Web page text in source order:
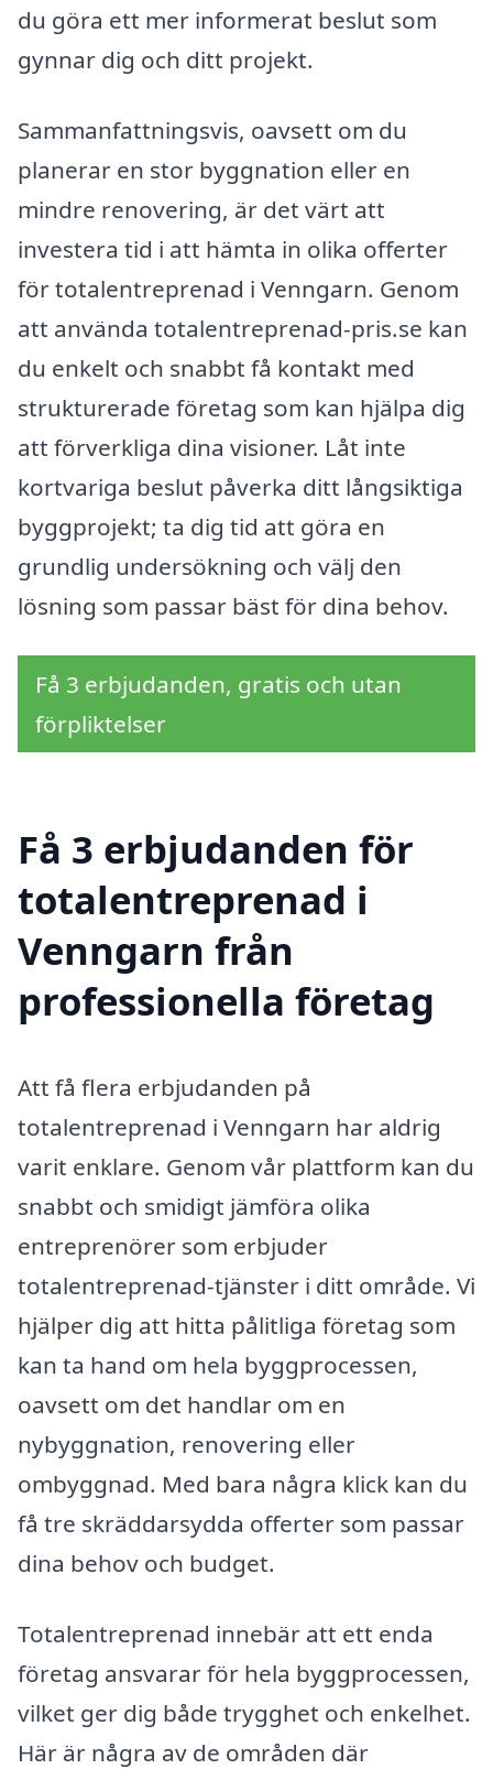
du göra ett mer informerat beslut som
gynnar dig och ditt projekt.
Sammanfattningsvis, oavsett om du
planerar en stor byggnation eller en
mindre renovering, är det värt att
investera tid i att hämta in olika offerter
för totalentreprenad i Venngarn. Genom
att använda totalentreprenad-pris.se kan
du enkelt och snabbt få kontakt med
strukturerade företag som kan hjälpa dig
att förverkliga dina visioner. Låt inte
kortvariga beslut påverka ditt långsiktiga
byggprojekt; ta dig tid att göra en
grundlig undersökning och välj den
lösning som passar bäst för dina behov.
Få 3 erbjudanden, gratis och utan
förpliktelser
Få 3 erbjudanden för
totalentreprenad i
Venngarn från
professionella företag
Att få flera erbjudanden på
totalentreprenad i Venngarn har aldrig
varit enklare. Genom vår plattform kan du
snabbt och smidigt jämföra olika
entreprenörer som erbjuder
totalentreprenad-tjänster i ditt område. Vi
hjälper dig att hitta pålitliga företag som
kan ta hand om hela byggprocessen,
oavsett om det handlar om en
nybyggnation, renovering eller
ombyggnad. Med bara några klick kan du
få tre skräddarsydda offerter som passar
dina behov och budget.
Totalentreprenad innebär att ett enda
företag ansvarar för hela byggprocessen,
vilket ger dig både trygghet och enkelhet.
Här är några av de områden där